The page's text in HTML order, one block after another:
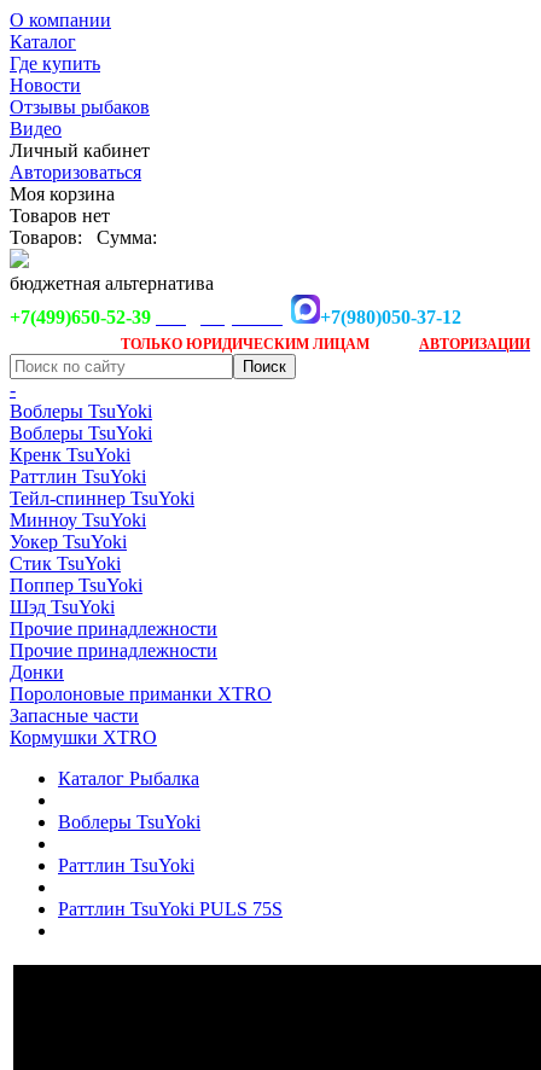
О компании
Каталог
Где купить
Новости
Отзывы рыбаков
Видео
Личный кабинет
Авторизоваться
Моя корзина
Товаров нет
Товаров:
Сумма:
бюджетная альтернатива
+7(499)650-52-39
+7(980)050-37-12
ТОЛЬКО ЮРИДИЧЕСКИМ ЛИЦАМ АВТОРИЗАЦИИ
-
Воблеры TsuYoki
Воблеры TsuYoki
Кренк TsuYoki
Раттлин TsuYoki
Тейл-спиннер TsuYoki
Минноу TsuYoki
Уокер TsuYoki
Стик TsuYoki
Поппер TsuYoki
Шэд TsuYoki
Прочие принадлежности
Прочие принадлежности
Донки
Поролоновые приманки XTRO
Запасные части
Кормушки XTRO
Каталог Рыбалка
Воблеры TsuYoki
Раттлин TsuYoki
Раттлин TsuYoki PULS 75S